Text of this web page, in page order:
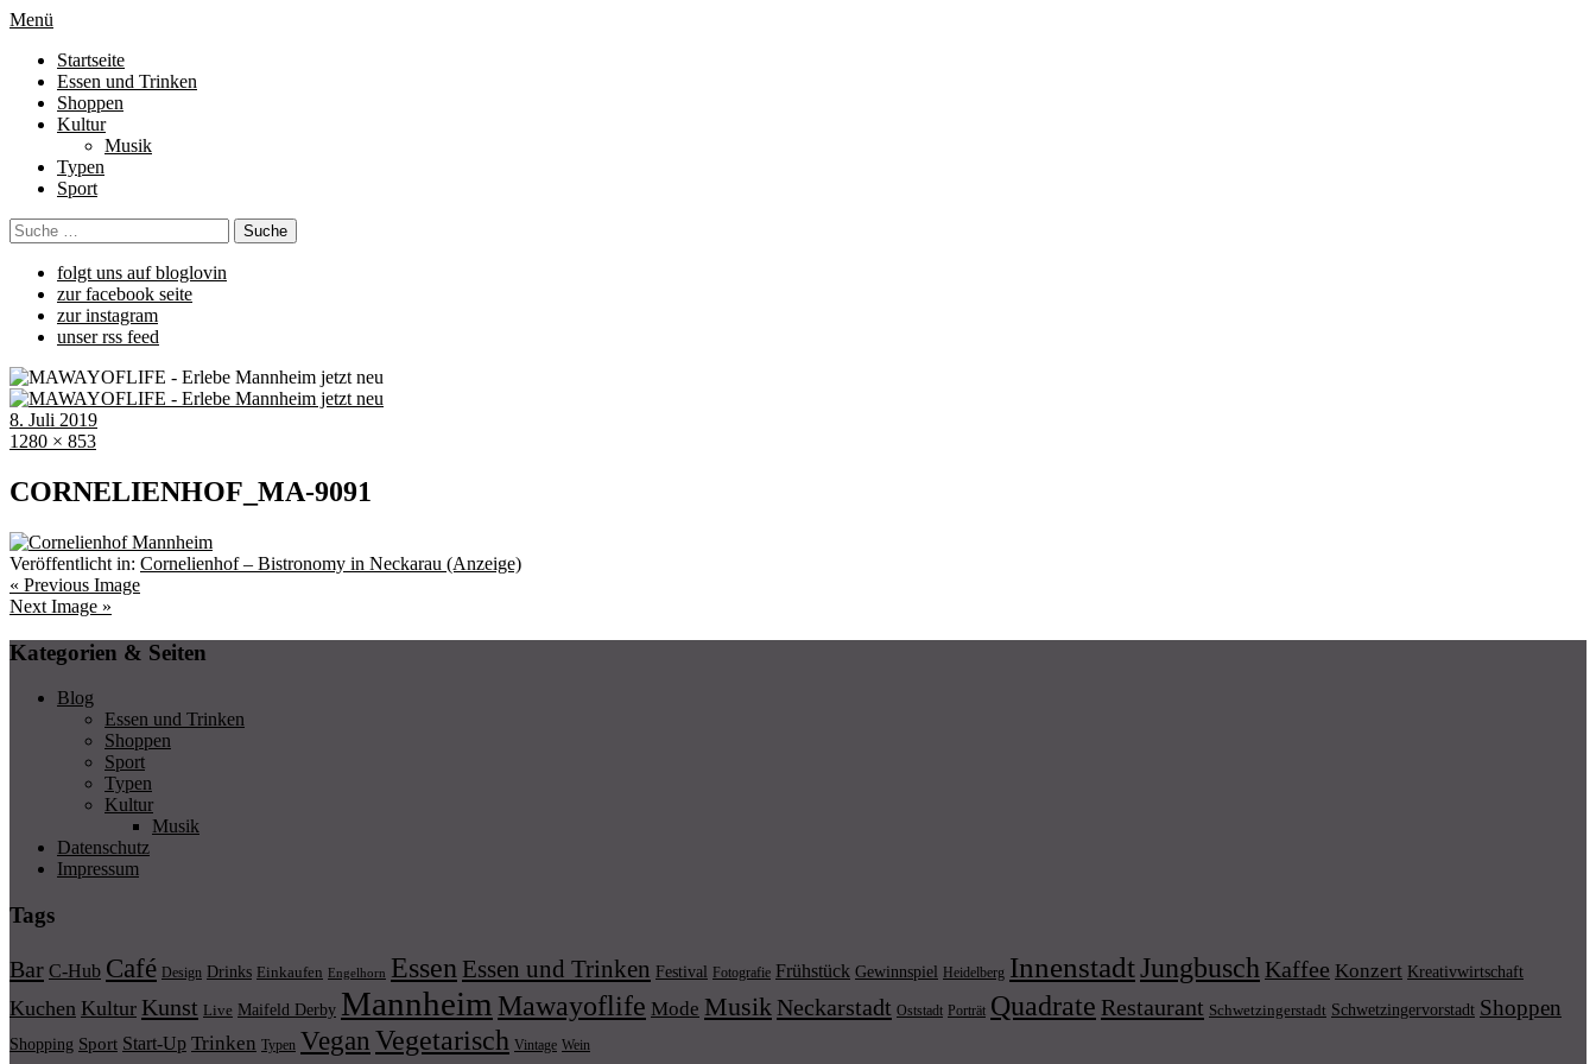
Menü
Startseite
Essen und Trinken
Shoppen
Kultur
Musik
Typen
Sport
folgt uns auf bloglovin
zur facebook seite
zur instagram
unser rss feed
8. Juli 2019
1280 × 853
CORNELIENHOF_MA-9091
Veröffentlicht in: Cornelienhof – Bistronomy in Neckarau (Anzeige)
« Previous Image
Next Image »
Kategorien & Seiten
Blog
Essen und Trinken
Shoppen
Sport
Typen
Kultur
Musik
Datenschutz
Impressum
Tags
Bar C-Hub Café Design Drinks Einkaufen Engelhorn Essen Essen und Trinken Festival Fotografie Frühstück Gewinnspiel Heidelberg InnenstadtJungbusch Kaffee Konzert Kreativwirtschaft
Kuchen Kultur Kunst Live Maifeld Derby Mannheim Mawayoflife Mode Musik Neckarstadt Oststadt Porträt Quadrate Restaurant Schwetzingerstadt Schwetzingervorstadt Shoppen
Shopping Sport Start-Up Trinken Typen Vegan Vegetarisch Vintage Wein